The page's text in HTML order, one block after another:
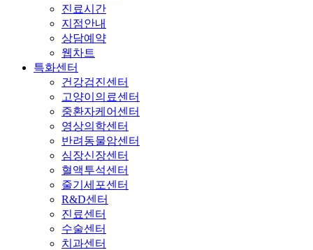
진료시간
지점안내
상담예약
웹차트
특화센터
건강검진센터
고양이의료센터
중환자케어센터
영상의학센터
반려동물암센터
심장신장센터
혈액투석센터
줄기세포센터
R&D센터
진료센터
수술센터
치과센터